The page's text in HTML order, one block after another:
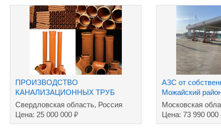
ПРОИЗВОДСТВО
КАНАЛИЗАЦИОННЫХ ТРУБ
Свердловская область, Россия
Цена: 25 000 000 ₽
АЗС от
Можайский
Московская
Цена: 73 990 000